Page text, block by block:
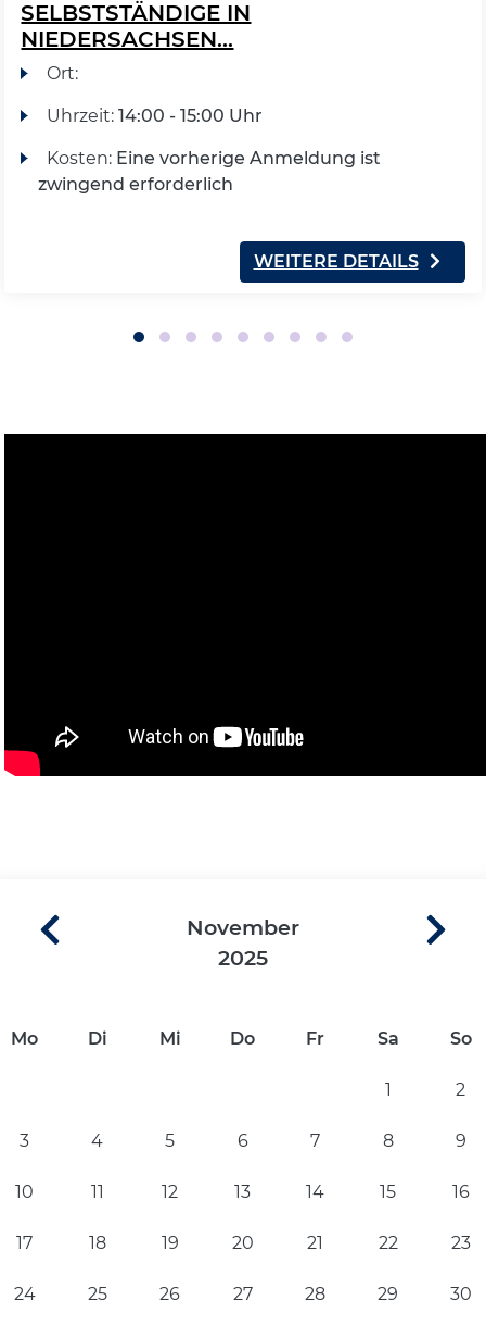
SELBSTSTÄNDIGE IN
NIEDERSACHSEN...
Ort:
Uhrzeit: 14:00 - 15:00 Uhr
Kosten: Eine vorherige Anmeldung ist
zwingend erforderlich
WEITERE DETAILS
November
2025
Mo Di Mi Do Fr Sa So
1 2
3 4 5 6 7 8 9
10 11 12 13 14 15 16
17 18 19 20 21 22 23
24 25 26 27 28 29 30